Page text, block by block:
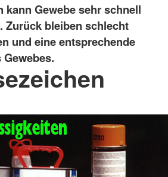
kann Gewebe sehr schnell
Zurück bleiben schlecht
und eine entsprechende